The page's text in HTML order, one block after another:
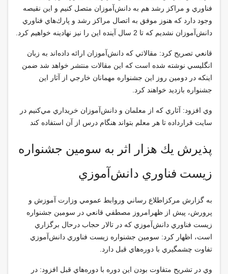
فناوري و مراكز رشد هم به دانش‌آموزان متصل كنيم و اين نقيصه
وجود دارد كه هنوز موفق به اتصال مراكز رشد و پارك‌هاي فناوري
دانش‌آموزان نشديم كه تا 2 سال آينده اين را نيز نهادينه خواهيم كرد
قانعي تصريح كرد: مقالاتي كه دانش‌آموزان ارائه داده‌اند به زبان
انگليسي نوشته شده است كه اين مقالات منتشر خواهد شد ضمن
اينكه در دومين روز اين جشنواره مهمانان خارجي از آثار اين
جشنواره بازديد خواهند كرد
وي افزود: آثاري كه از معلمان و دانش‌آموزان خريداري مي‌كنيم در
سايت قرارداده تا هر معلم بتواند هنگام درس از آن استفاده كند
پذيرش يك هزار اثر به سومين جشنواره
زيست فناوري دانش‌آموزي
به گزارش مركزاطلاع رساني وروابط عمومي وزارت آموزش و
پرورش، پيش از ظهرامروز مصطفي قانعي در سومين جشنواره
زيست فناوري دانش‌آموزي كه در تالار حجاب درحال برگزاري
است، اظهار كرد: سومين جشنواره زيست فناوري دانش‌آموزي
تفاوت چشمگيري با دوره‌هاي قبل دارد
وي در تشريح متفاوت بودن اين دوره با دوره‌هاي قبل افزود: در